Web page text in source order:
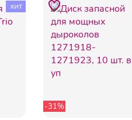
хит
-31%